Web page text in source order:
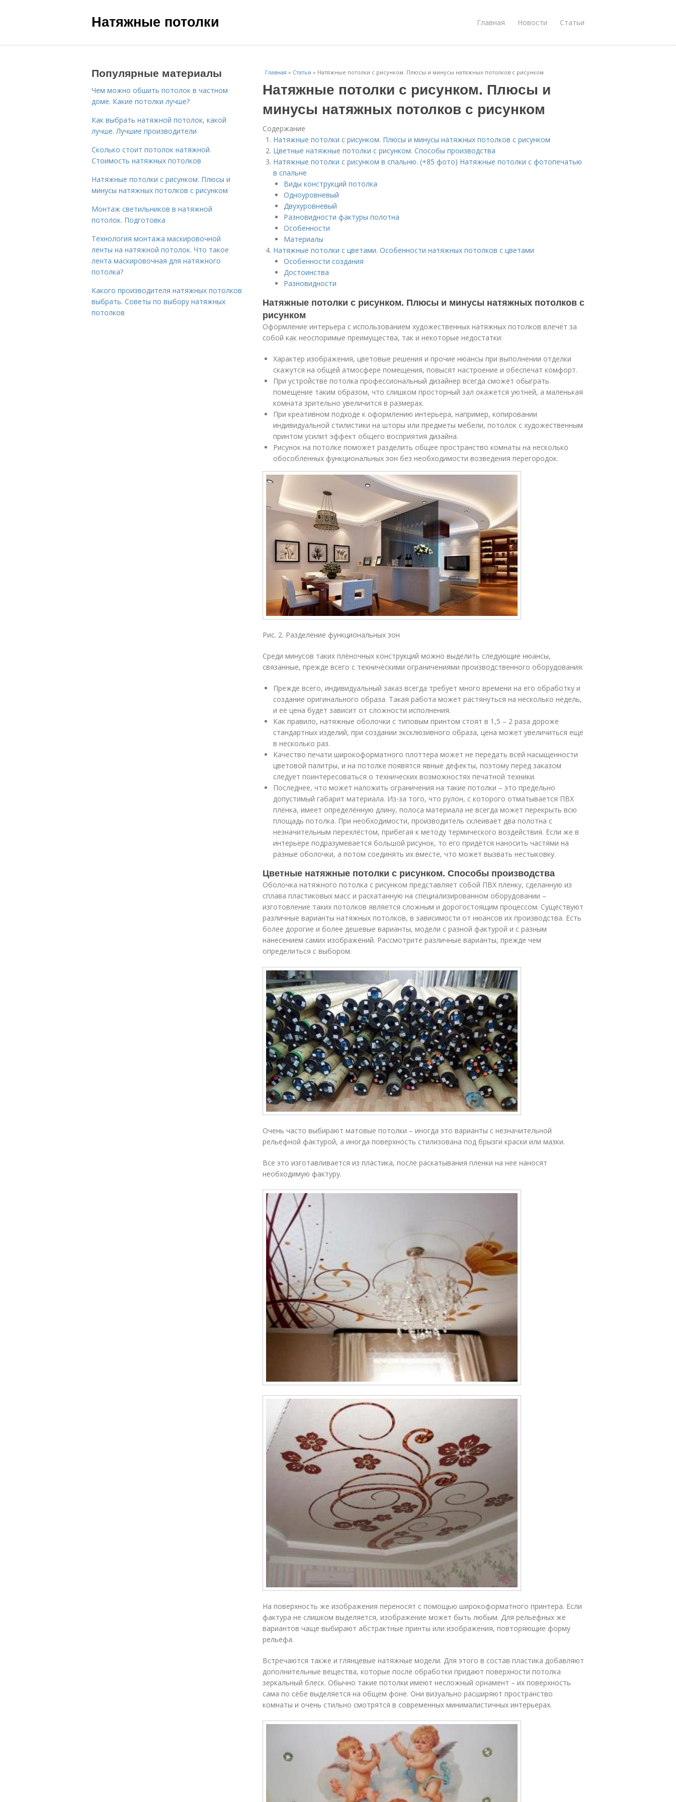
Натяжные потолки Главная Новости Статьи
Главная » Статьи » Натяжные потолки с рисунком. Плюсы и минусы натяжных потолков с рисунком
Натяжные потолки с рисунком. Плюсы и
минусы натяжных потолков с рисунком
Содержание
Натяжные потолки с рисунком. Плюсы и минусы натяжных потолков с рисунком
Цветные натяжные потолки с рисунком. Способы производства
Натяжные потолки с рисунком в спальню. (+85 фото) Натяжные потолки с фотопечатью
в спальне
Виды конструкций потолка
Одноуровневый
Двухуровневый
Разновидности фактуры полотна
Особенности
Материалы
Натяжные потолки с цветами. Особенности натяжных потолков с цветами
Особенности создания
Достоинства
Разновидности
Натяжные потолки с рисунком. Плюсы и минусы натяжных потолков с
рисунком
Оформление интерьера с использованием художественных натяжных потолков влечёт за
собой как неоспоримые преимущества, так и некоторые недостатки:
Характер изображения, цветовые решения и прочие нюансы при выполнении отделки
скажутся на общей атмосфере помещения, повысят настроение и обеспечат комфорт.
При устройстве потолка профессиональный дизайнер всегда сможет обыграть
помещение таким образом, что слишком просторный зал окажется уютней, а маленькая
комната зрительно увеличится в размерах.
При креативном подходе к оформлению интерьера, например, копировании
индивидуальной стилистики на шторы или предметы мебели, потолок с художественным
принтом усилит эффект общего восприятия дизайна.
Рисунок на потолке поможет разделить общее пространство комнаты на несколько
обособленных функциональных зон без необходимости возведения перегородок.
Рис. 2. Разделение функциональных зон
Среди минусов таких плёночных конструкций можно выделить следующие нюансы,
связанные, прежде всего с техническими ограничениями производственного оборудования:
Прежде всего, индивидуальный заказ всегда требует много времени на его обработку и
создание оригинального образа. Такая работа может растянуться на несколько недель,
и её цена будет зависит от сложности исполнения.
Как правило, натяжные оболочки с типовым принтом стоят в 1,5 – 2 раза дороже
стандартных изделий, при создании эксклюзивного образа, цена может увеличиться ещё
в несколько раз.
Качество печати широкоформатного плоттера может не передать всей насыщенности
цветовой палитры, и на потолке появятся явные дефекты, поэтому перед заказом
следует поинтересоваться о технических возможностях печатной техники.
Последнее, что может наложить ограничения на такие потолки – это предельно
допустимый габарит материала. Из-за того, что рулон, с которого отматывается ПВХ
плёнка, имеет определённую длину, полоса материала не всегда может перекрыть всю
площадь потолка. При необходимости, производитель склеивает два полотна с
незначительным перехлёстом, прибегая к методу термического воздействия. Если же в
интерьере подразумевается большой рисунок, то его придётся наносить частями на
разные оболочки, а потом соединять их вместе, что может вызвать нестыковку.
Цветные натяжные потолки с рисунком. Способы производства
Оболочка натяжного потолка с рисунком представляет собой ПВХ пленку, сделанную из
сплава пластиковых масс и раскатанную на специализированном оборудовании –
изготовление таких потолков является сложным и дорогостоящим процессом. Существуют
различные варианты натяжных потолков, в зависимости от нюансов их производства. Есть
более дорогие и более дешевые варианты, модели с разной фактурой и с разным
нанесением самих изображений. Рассмотрите различные варианты, прежде чем
определиться с выбором.
Очень часто выбирают матовые потолки – иногда это варианты с незначительной
рельефной фактурой, а иногда поверхность стилизована под брызги краски или мазки.
Все это изготавливается из пластика, после раскатывания пленки на нее наносят
необходимую фактуру.
На поверхность же изображения переносят с помощью широкоформатного принтера. Если
фактура не слишком выделяется, изображение может быть любым. Для рельефных же
вариантов чаще выбирают абстрактные принты или изображения, повторяющие форму
рельефа.
Встречаются также и глянцевые натяжные модели. Для этого в состав пластика добавляют
дополнительные вещества, которые после обработки придают поверхности потолка
зеркальный блеск. Обычно такие потолки имеют несложный орнамент – их поверхность
сама по себе выделяется на общем фоне. Они визуально расширяют пространство
комнаты и очень стильно смотрятся в современных минималистичных интерьерах.
Популярные материалы
Чем можно обшить потолок в частном
доме. Какие потолки лучше?
Как выбрать натяжной потолок, какой
лучше. Лучшие производители
Сколько стоит потолок натяжной.
Стоимость натяжных потолков
Натяжные потолки с рисунком. Плюсы и
минусы натяжных потолков с рисунком
Монтаж светильников в натяжной
потолок. Подготовка
Технология монтажа маскировочной
ленты на натяжной потолок. Что такое
лента маскировочная для натяжного
потолка?
Какого производителя натяжных потолков
выбрать. Советы по выбору натяжных
потолков